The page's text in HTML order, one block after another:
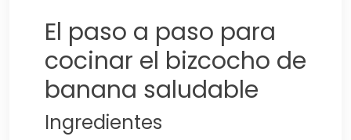
El paso a paso para
cocinar el bizcocho de
banana saludable
Ingredientes